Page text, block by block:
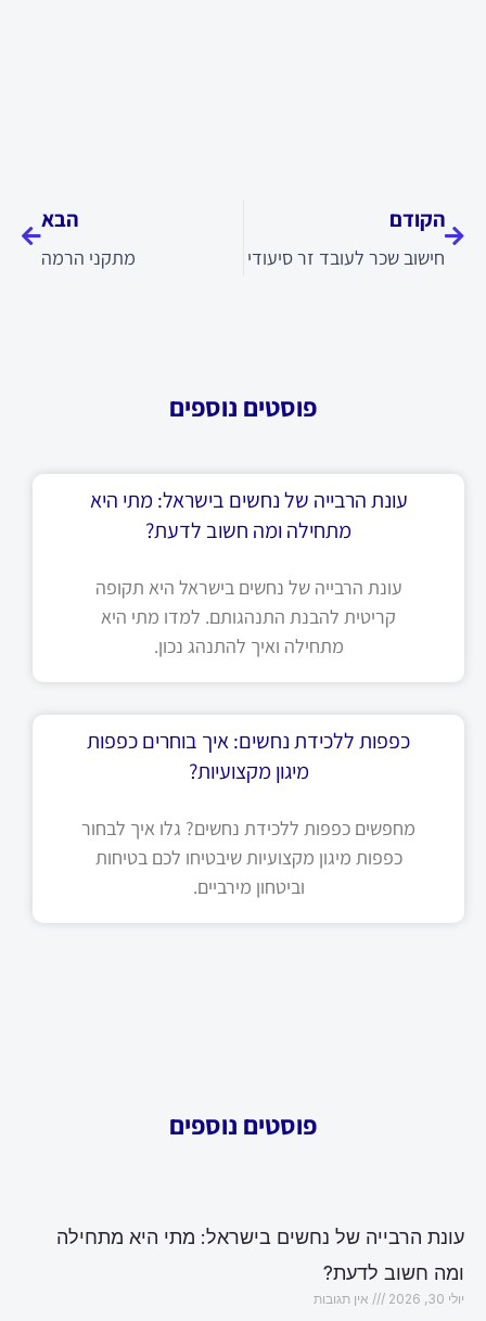
הקודם
חישוב שכר לעובד זר סיעודי
הבא
מתקני הרמה
פוסטים נוספים
עונת הרבייה של נחשים בישראל: מתי היא
מתחילה ומה חשוב לדעת?
עונת הרבייה של נחשים בישראל היא תקופה
קריטית להבנת התנהגותם. למדו מתי היא
מתחילה ואיך להתנהג נכון.
כפפות ללכידת נחשים: איך בוחרים כפפות
מיגון מקצועיות?
מחפשים כפפות ללכידת נחשים? גלו איך לבחור
כפפות מיגון מקצועיות שיבטיחו לכם בטיחות
וביטחון מירביים.
פוסטים נוספים
עונת הרבייה של נחשים בישראל: מתי היא מתחילה
ומה חשוב לדעת?
יולי 30, 2026 אין תגובות